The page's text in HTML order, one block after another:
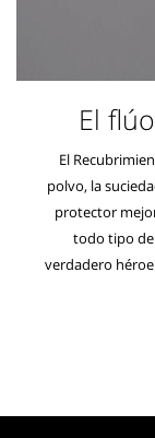
El
El
polvo, la
protector
todo tipo de
verdadero